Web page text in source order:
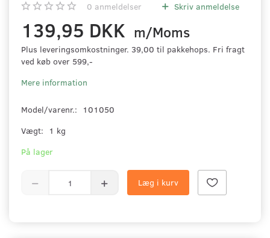
0 anmeldelser Skriv anmeldelse
139,95 DKK m/Moms
Plus leveringsomkostninger. 39,00 til pakkehops. Fri fragt
ved køb over 599,-
Mere information
Model/varenr.:
101050
Vægt:
1 kg
På lager
Læg i kurv